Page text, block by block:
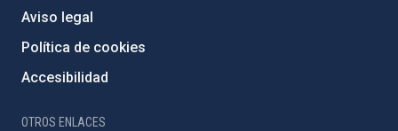
Aviso legal
Política de cookies
Accesibilidad
OTROS ENLACES